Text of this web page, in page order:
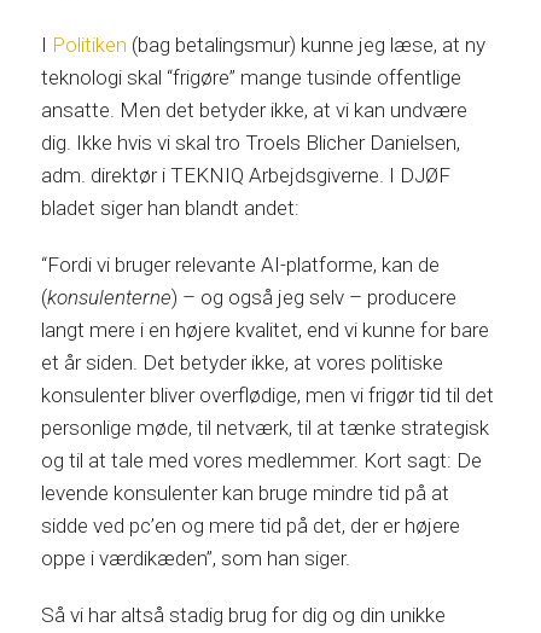
I Politiken (bag betalingsmur) kunne jeg læse, at ny
teknologi skal “frigøre” mange tusinde offentlige
ansatte. Men det betyder ikke, at vi kan undvære
dig. Ikke hvis vi skal tro Troels Blicher Danielsen,
adm. direktør i TEKNIQ Arbejdsgiverne. I DJØF
bladet siger han blandt andet:
“Fordi vi bruger relevante AI-platforme, kan de
(konsulenterne) – og også jeg selv – producere
langt mere i en højere kvalitet, end vi kunne for bare
et år siden. Det betyder ikke, at vores politiske
konsulenter bliver overflødige, men vi frigør tid til det
personlige møde, til netværk, til at tænke strategisk
og til at tale med vores medlemmer. Kort sagt: De
levende konsulenter kan bruge mindre tid på at
sidde ved pc’en og mere tid på det, der er højere
oppe i værdikæden”, som han siger.
Så vi har altså stadig brug for dig og din unikke